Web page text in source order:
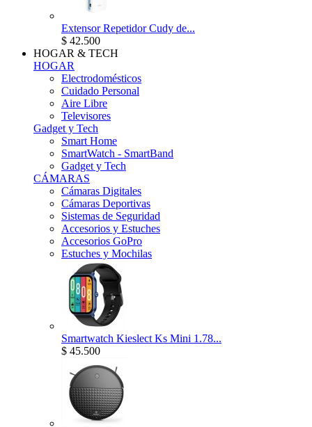
Extensor Repetidor Cudy de...
$ 42.500
HOGAR & TECH
HOGAR
Electrodomésticos
Cuidado Personal
Aire Libre
Televisores
Gadget y Tech
Smart Home
SmartWatch - SmartBand
Gadget y Tech
CÁMARAS
Cámaras Digitales
Cámaras Deportivas
Sistemas de Seguridad
Accesorios y Estuches
Accesorios GoPro
Estuches y Mochilas
Smartwatch Kieslect Ks Mini 1.78...
$ 45.500